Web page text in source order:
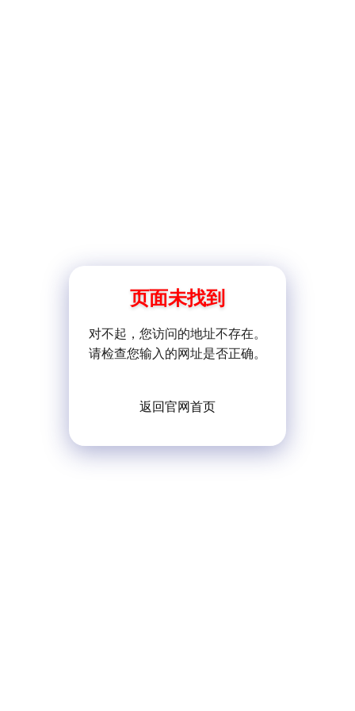
页面未找到
对不起，您访问的地址不存在。
请检查您输入的网址是否正确。
返回官网首页